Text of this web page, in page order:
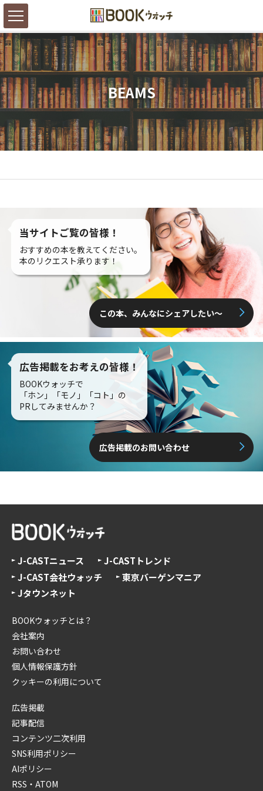
BEAMS
当サイトご覧の皆様！
おすすめの本を教えてください。
本のリクエスト承ります！
この本、みんなにシェアしたい〜
広告掲載をお考えの皆様！
BOOKウォッチで
「ホン」「モノ」「コト」の
PRしてみませんか？
広告掲載のお問い合わせ
J-CASTニュース
J-CASTトレンド
J-CAST会社ウォッチ
東京バーゲンマニア
Jタウンネット
BOOKウォッチとは？
会社案内
お問い合わせ
個人情報保護方針
クッキーの利用について
広告掲載
記事配信
コンテンツ二次利用
SNS利用ポリシー
AIポリシー
RSS・ATOM